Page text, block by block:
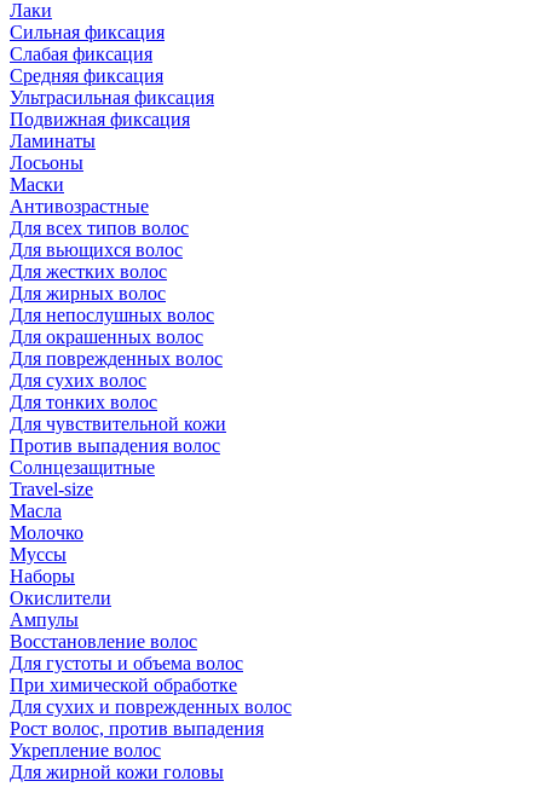
Лаки
Сильная фиксация
Слабая фиксация
Средняя фиксация
Ультрасильная фиксация
Подвижная фиксация
Ламинаты
Лосьоны
Маски
Антивозрастные
Для всех типов волос
Для вьющихся волос
Для жестких волос
Для жирных волос
Для непослушных волос
Для окрашенных волос
Для поврежденных волос
Для сухих волос
Для тонких волос
Для чувствительной кожи
Против выпадения волос
Солнцезащитные
Travel-size
Масла
Молочко
Муссы
Наборы
Окислители
Ампулы
Восстановление волос
Для густоты и объема волос
При химической обработке
Для сухих и поврежденных волос
Рост волос, против выпадения
Укрепление волос
Для жирной кожи головы